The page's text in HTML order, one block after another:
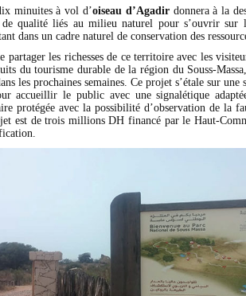
minuites à vol d’oiseau d’Agadir donnera à la
qualité liés au milieu naturel pour s’ouvrir sur
dans un cadre naturel de conservation des
partager les richesses de ce territoire avec les
du tourisme durable de la région du Souss-
les prochaines semaines. Ce projet s’étale sur
accueillir le public avec une signalétique
protégée avec la possibilité d’observation de la
est de trois millions DH financé par le Haut-